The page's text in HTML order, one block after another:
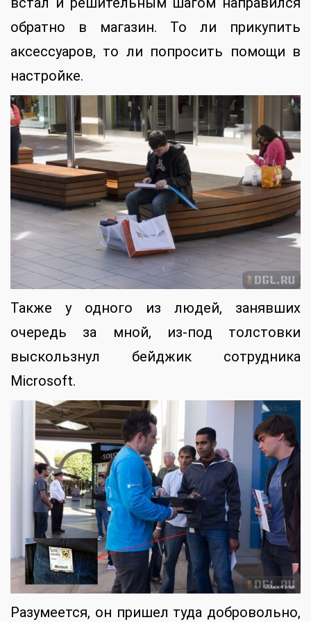
обратно в магазин. То ли прикупить
аксессуаров, то ли попросить помощи в
настройке.
Также у одного из людей, занявших
очередь за мной, из-под толстовки
выскользнул бейджик сотрудника
Microsoft.
Разумеется, он пришел туда добровольно,